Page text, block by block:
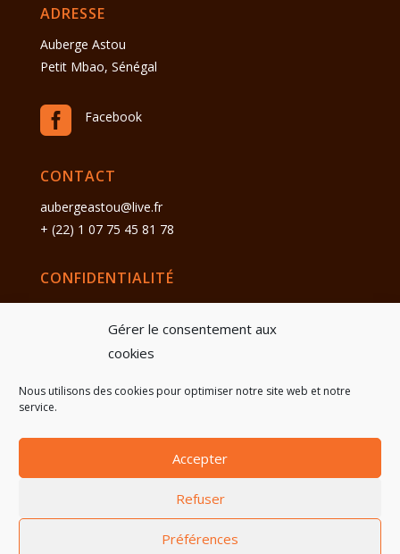
Gérer le consentement aux
cookies
Nous utilisons des cookies pour optimiser notre site web et notre
service.
Accepter
Refuser
Préférences
ADRESSE
Auberge Astou
Petit Mbao, Sénégal
 Facebook
CONTACT
aubergeastou@live.fr
+ (22) 1 07 75 45 81 78
CONFIDENTIALITÉ
Politique de cookies
Politique de confidentialité
Mentions légales